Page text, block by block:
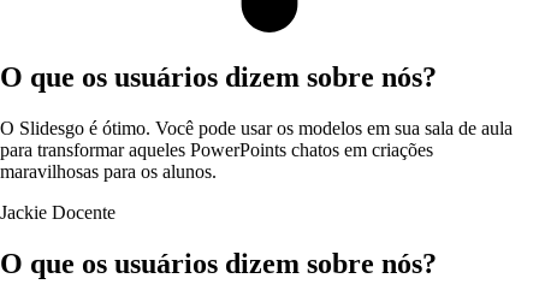
O que os usuários dizem sobre nós?
O Slidesgo é ótimo. Você pode usar os modelos em sua sala de aula
para transformar aqueles PowerPoints chatos em criações
maravilhosas para os alunos.
Jackie Docente
O que os usuários dizem sobre nós?